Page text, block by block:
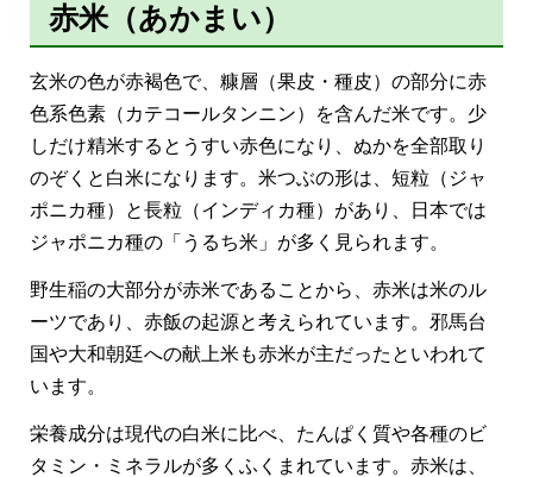
赤米（あかまい）
玄米の色が赤褐色で、糠層（果皮・種皮）の部分に赤
色系色素（カテコールタンニン）を含んだ米です。少
しだけ精米するとうすい赤色になり、ぬかを全部取り
のぞくと白米になります。米つぶの形は、短粒（ジャ
ポニカ種）と長粒（インディカ種）があり、日本では
ジャポニカ種の「うるち米」が多く見られます。
野生稲の大部分が赤米であることから、赤米は米のル
ーツであり、赤飯の起源と考えられています。邪馬台
国や大和朝廷への献上米も赤米が主だったといわれて
います。
栄養成分は現代の白米に比べ、たんぱく質や各種のビ
タミン・ミネラルが多くふくまれています。赤米は、